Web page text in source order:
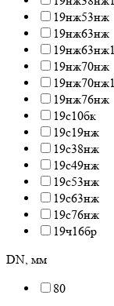
19нж53нж
19нж63нж
19нж63нж1
19нж70нж
19нж70нж1
19нж76нж
19с10бк
19с19нж
19с38нж
19с49нж
19с53нж
19с63нж
19с76нж
19ч16бр
DN, мм
80